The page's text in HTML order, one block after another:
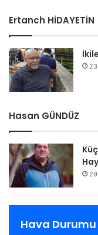
Ertanch HİDAYETİN
Hasan GÜNDÜZ
Hava Durumu